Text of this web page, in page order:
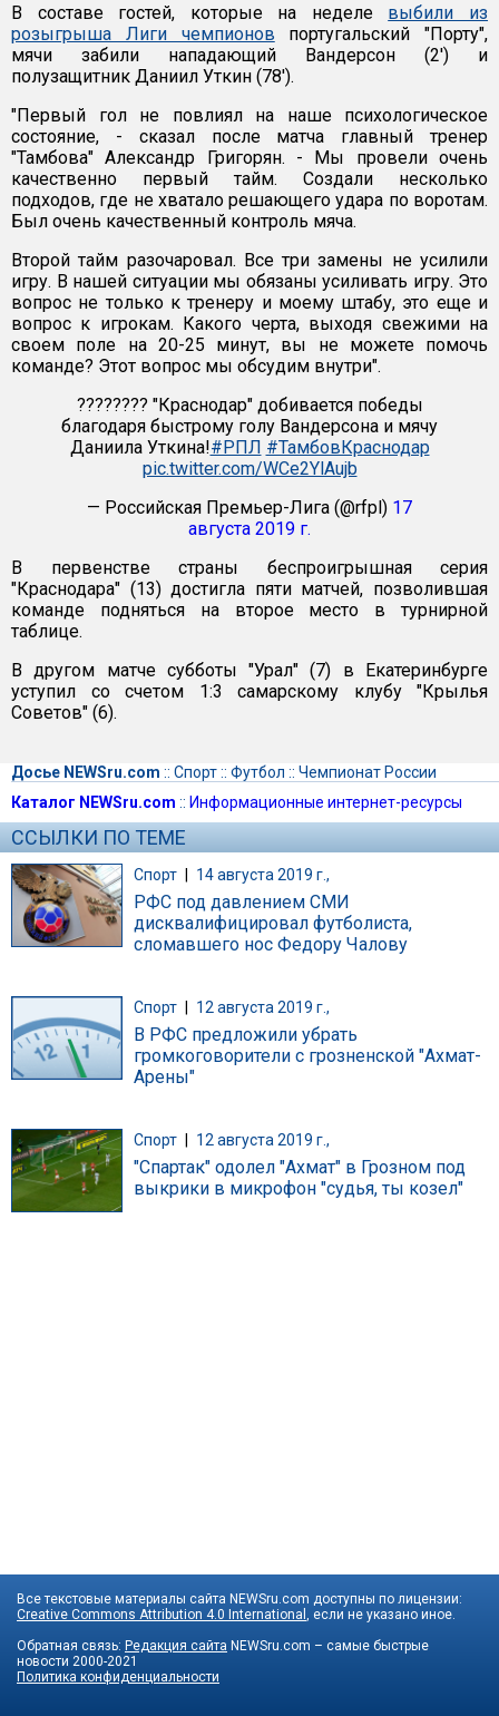
В составе гостей, которые на неделе выбили из
розыгрыша Лиги чемпионов португальский "Порту",
мячи забили нападающий Вандерсон (2') и
полузащитник Даниил Уткин (78').
"Первый гол не повлиял на наше психологическое
состояние, - сказал после матча главный тренер
"Тамбова" Александр Григорян. - Мы провели очень
качественно первый тайм. Создали несколько
подходов, где не хватало решающего удара по воротам.
Был очень качественный контроль мяча.
Второй тайм разочаровал. Все три замены не усилили
игру. В нашей ситуации мы обязаны усиливать игру. Это
вопрос не только к тренеру и моему штабу, это еще и
вопрос к игрокам. Какого черта, выходя свежими на
своем поле на 20-25 минут, вы не можете помочь
команде? Этот вопрос мы обсудим внутри".
???????? "Краснодар" добивается победы
благодаря быстрому голу Вандерсона и мячу
Даниила Уткина!#РПЛ #ТамбовКраснодар
pic.twitter.com/WCe2YlAujb
— Российская Премьер-Лига (@rfpl) 17
августа 2019 г.
В первенстве страны беспроигрышная серия
"Краснодара" (13) достигла пяти матчей, позволившая
команде подняться на второе место в турнирной
таблице.
В другом матче субботы "Урал" (7) в Екатеринбурге
уступил со счетом 1:3 самарскому клубу "Крылья
Советов" (6).
Досье NEWSru.com :: Спорт:: Футбол :: Чемпионат России
Каталог NEWSru.com :: Информационные интернет-ресурсы
ССЫЛКИ ПО ТЕМЕ
Спорт | 14 августа 2019 г.,
РФС под давлением СМИ
дисквалифицировал футболиста,
сломавшего нос Федору Чалову
Спорт 12 августа 2019 г.,
В РФС предложили убрать
громкоговорители с грозненской "Ахмат-
Арены"
Спорт 12 августа 2019 г.,
"Спартак" одолел "Ахмат" в Грозном под
выкрики в микрофон "судья, ты козел"
Все текстовые материалы сайта NEWSru.com доступны по лицензии:
Creative Commons Attribution 4.0 International , если не указано иное.
Обратная связь: Редакция сайта NEWSru.com – самые быстрые
новости 2000-2021
Политика конфиденциальности